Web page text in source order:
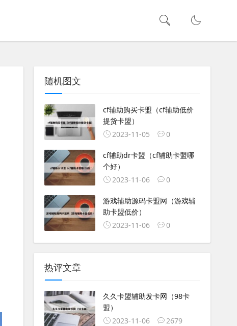
随机图文
cf辅助购买卡盟（cf辅助低价
提货卡盟）
2023-11-05
0
cf辅助dr卡盟（cf辅助卡盟哪
个好）
2023-11-06
0
游戏辅助源码卡盟网（游戏辅
助卡盟低价）
2023-11-06
0
热评文章
久久卡盟辅助发卡网（98卡
盟）
2023-11-06
2679